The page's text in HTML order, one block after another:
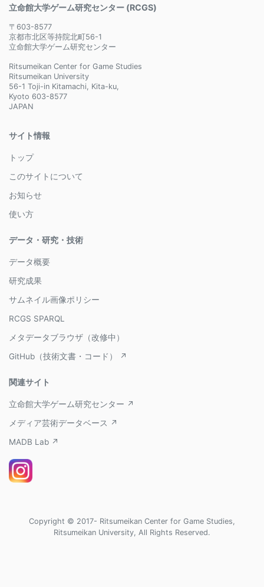
立命館大学ゲーム研究センター (RCGS)
〒603-8577
京都市北区等持院北町56-1
立命館大学ゲーム研究センター
Ritsumeikan Center for Game Studies
Ritsumeikan University
56-1 Toji-in Kitamachi, Kita-ku,
Kyoto 603-8577
JAPAN
サイト情報
トップ
このサイトについて
お知らせ
使い方
データ・研究・技術
データ概要
研究成果
サムネイル画像ポリシー
RCGS SPARQL
メタデータブラウザ（改修中）
GitHub（技術文書・コード） ↗
関連サイト
立命館大学ゲーム研究センター ↗
メディア芸術データベース ↗
MADB Lab ↗
Copyright © 2017- Ritsumeikan Center for Game Studies,
Ritsumeikan University, All Rights Reserved.